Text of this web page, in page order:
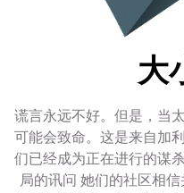
大
谎言永远不好。但是，当
可能会致命。这是来自加
们已经成为正在进行的谋
局的讯问 她们的社区相